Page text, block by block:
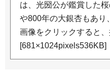
は、光圀公が鑑賞した
や800年の大銀杏もあり
画像をクリックすると
[681×1024pixels536KB]